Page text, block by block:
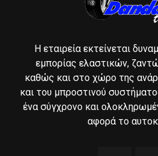
Η εταιρεία εκτείνεται
εμπορίας ελαστικών,
καθώς και στο χώρο της
και του μπροστινού
ένα σύγχρονο και
αφορά το